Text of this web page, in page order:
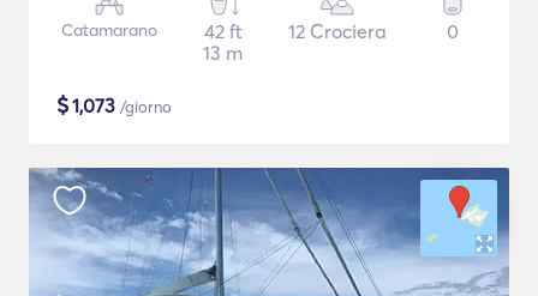
Catamarano
42 ft
13 m
12 Crociera 0
$1,073 /giorno